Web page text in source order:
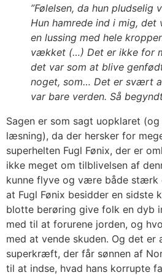
”Følelsen, da hun pludselig
Hun hamrede ind i mig, det
en lussing med hele
vækket (…) Det er ikke for
det var som at blive
noget, som… Det er svært
var bare verden. Så
Sagen er som sagt uopklaret
læsning), da der hersker for
superhelten Fugl Fønix, der er
ikke meget om tilblivelsen af
kunne flyve og være både stærk
at Fugl Fønix besidder en sidste
blotte berøring give folk en dyb
med til at forurene jorden, og
med at vende skuden. Og det er
superkræft, der får sønnen af
til at indse, hvad hans korrupte